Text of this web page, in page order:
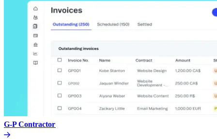
G-P Contractor​​